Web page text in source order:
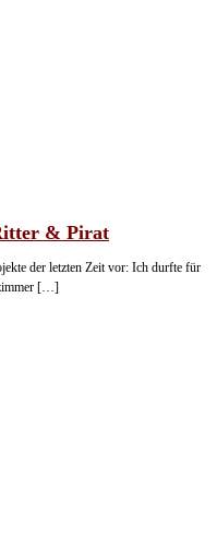
& Pirat
der letzten Zeit vor: Ich durfte für
[…]